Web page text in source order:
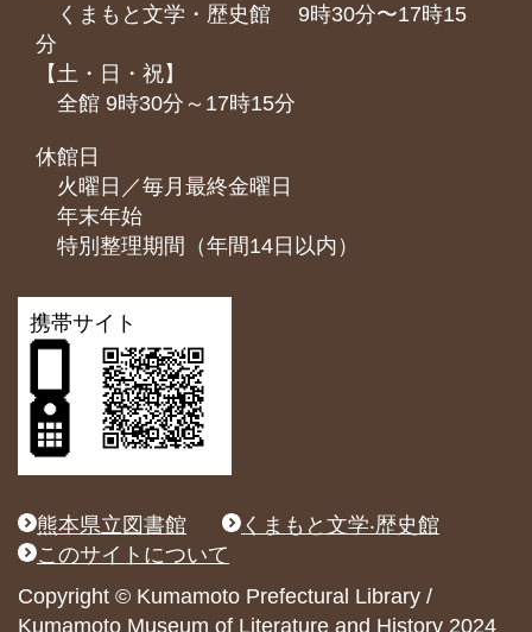
くまもと⽂学・歴史館 9時30分〜17時15
分
【土・日・祝】
全館 9時30分～17時15分
休館日
火曜日／毎月最終金曜日
年末年始
特別整理期間（年間14日以内）
携帯サイト
熊本県立図書館
くまもと文学‧歴史館
このサイトについて
Copyright © Kumamoto Prefectural Library /
Kumamoto Museum of Literature and History 2024